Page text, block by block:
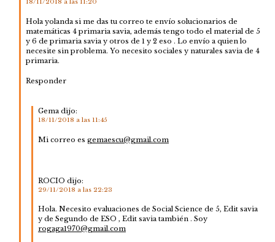
18/11/2018 a las 11:20
Hola yolanda si me das tu correo te envío solucionarios de
matemáticas 4 primaria savia, además tengo todo el material de 5
y 6 de primaria savia y otros de 1 y 2 eso . Lo envío a quien lo
necesite sin problema. Yo necesito sociales y naturales savia de 4
primaria.
Responder
Gema dijo:
18/11/2018 a las 11:45
Mi correo es gemaescu@gmail.com
ROCIO dijo:
29/11/2018 a las 22:23
Hola. Necesito evaluaciones de Social Science de 5, Edit savia
y de Segundo de ESO , Edit savia también . Soy
rogaga1970@gmail.com